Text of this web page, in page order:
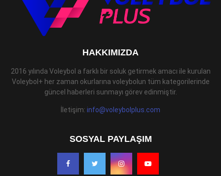
HAKKIMIZDA
2016 yılında Voleybol a farklı bir soluk getirmek amacı ile kurulan
Voleybol+ her zaman okurlarına voleybolun tüm kategorilerinde
güncel haberleri sunmayı görev edinmiştir.
İletişim: info@voleybolplus.com
SOSYAL PAYLAŞIM